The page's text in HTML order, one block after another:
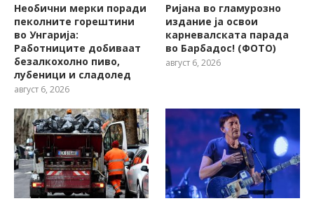
Необични мерки поради
пеколните горештини
во Унгарија:
Работниците добиваат
безалкохолно пиво,
лубеници и сладолед
август 6, 2026
Ријана во гламурозно
издание ја освои
карневалската парада
во Барбадос! (ФОТО)
август 6, 2026